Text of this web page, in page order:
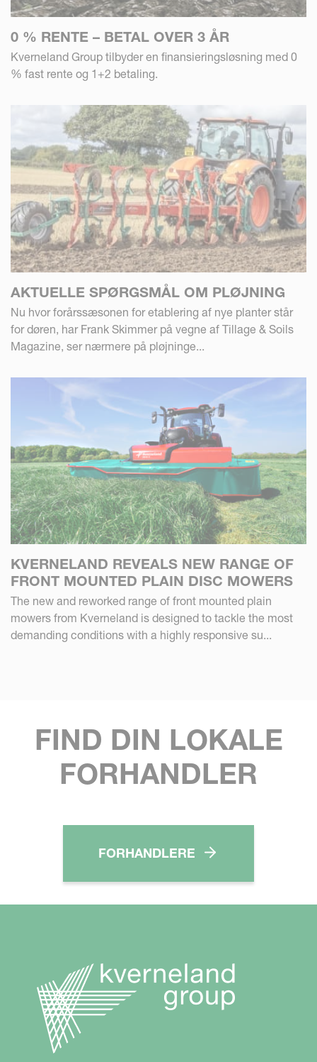
0 % RENTE – BETAL OVER 3 ÅR
Kverneland Group tilbyder en finansieringsløsning med 0
% fast rente og 1+2 betaling.
AKTUELLE SPØRGSMÅL OM PLØJNING
Nu hvor forårssæsonen for etablering af nye planter står
for døren, har Frank Skimmer på vegne af Tillage & Soils
Magazine, ser nærmere på pløjninge...
KVERNELAND REVEALS NEW RANGE OF
FRONT MOUNTED PLAIN DISC MOWERS
The new and reworked range of front mounted plain
mowers from Kverneland is designed to tackle the most
demanding conditions with a highly responsive su...
FIND DIN LOKALE
FORHANDLER
FORHANDLERE